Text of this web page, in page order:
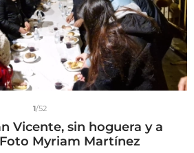
1/52
Vicente, sin hoguera y a
Myriam Martínez